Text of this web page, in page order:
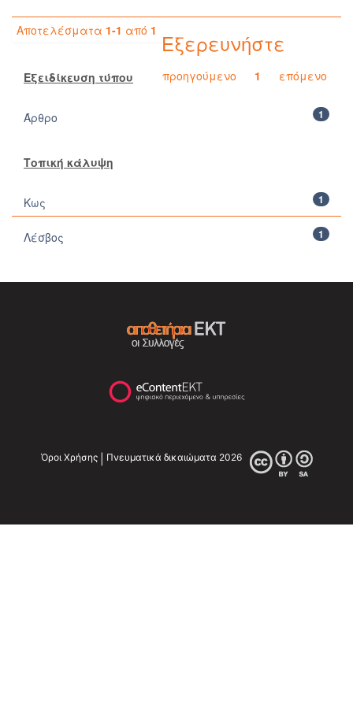
Αποτελέσματα 1-1 από 1
προηγούμενο 1 επόμενο
Εξερευνήστε
Εξειδίκευση τύπου
1
Άρθρο
Τοπική κάλυψη
1
Κως
1
Λέσβος